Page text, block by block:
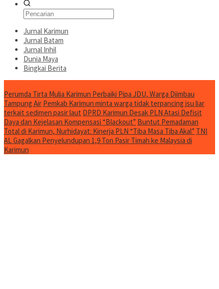
Jurnal Karimun
Jurnal Batam
Jurnal Inhil
Dunia Maya
Bingkai Berita
Perumda Tirta Mulia Karimun Perbaiki Pipa JDU, Warga Diimbau
Tampung Air Pemkab Karimun minta warga tidak terpancing isu liar
terkait sedimen pasir laut DPRD Karimun Desak PLN Atasi Defisit
Daya dan Kejelasan Kompensasi “Blackout” Buntut Pemadaman
Total di Karimun, Nurhidayat: Kinerja PLN “Tiba Masa Tiba Akal” TNI
AL Gagalkan Penyelundupan 1,9 Ton Pasir Timah ke Malaysia di
Karimun